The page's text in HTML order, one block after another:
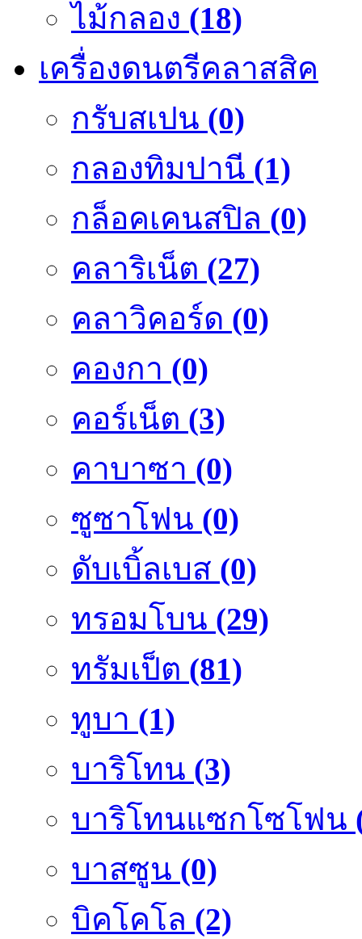
ไม้กลอง (18)
เครื่องดนตรีคลาสสิค
กรับสเปน (0)
กลองทิมปานี (1)
กล็อคเคนสปิล (0)
คลาริเน็ต (27)
คลาวิคอร์ด (0)
คองกา (0)
คอร์เน็ต (3)
คาบาซา (0)
ซูซาโฟน (0)
ดับเบิ้ลเบส (0)
ทรอมโบน (29)
ทรัมเป็ต (81)
ทูบา (1)
บาริโทน (3)
บาริโทนแซกโซโฟน
บาสซูน (0)
บิคโคโล (2)